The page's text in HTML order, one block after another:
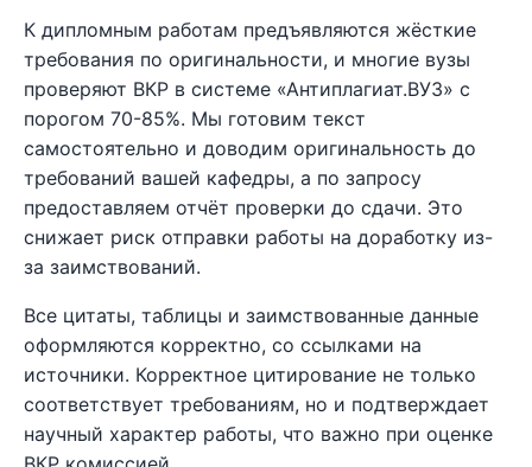
К дипломным работам предъявляются жёсткие
требования по оригинальности, и многие вузы
проверяют ВКР в системе «Антиплагиат.ВУЗ» с
порогом 70-85%. Мы готовим текст
самостоятельно и доводим оригинальность до
требований вашей кафедры, а по запросу
предоставляем отчёт проверки до сдачи. Это
снижает риск отправки работы на доработку из-
за заимствований.
Все цитаты, таблицы и заимствованные данные
оформляются корректно, со ссылками на
источники. Корректное цитирование не только
соответствует требованиям, но и подтверждает
научный характер работы, что важно при оценке